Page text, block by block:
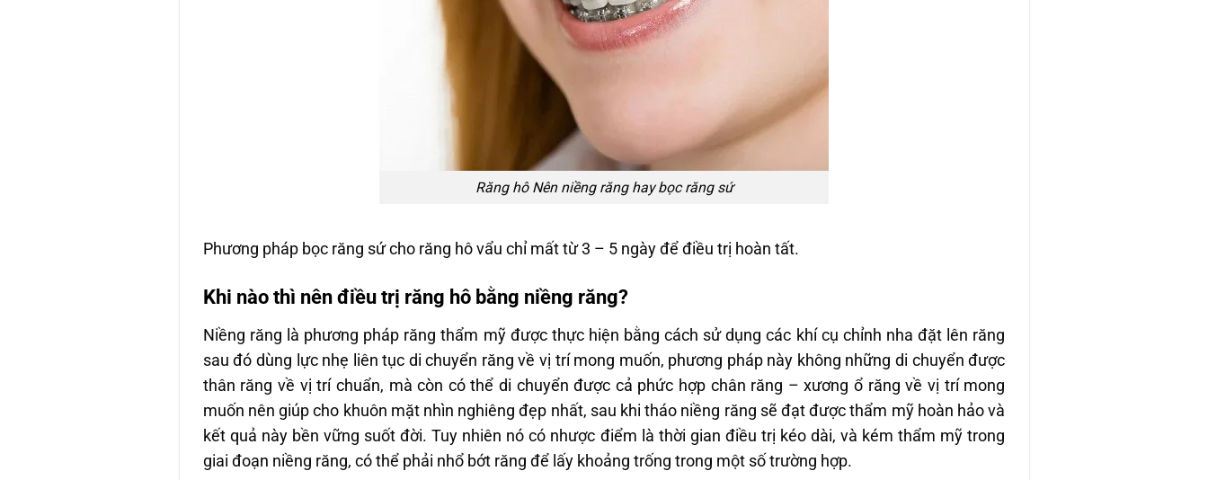
Răng hô Nên niềng răng hay bọc răng sứ
Phương pháp bọc răng sứ cho răng hô vẩu chỉ mất từ 3 – 5 ngày để điều trị hoàn tất.
Khi nào thì nên điều trị răng hô bằng niềng răng?
Niềng răng là phương pháp răng thẩm mỹ được thực hiện bằng cách sử dụng các khí cụ chỉnh nha đặt lên răng
sau đó dùng lực nhẹ liên tục di chuyển răng về vị trí mong muốn, phương pháp này không những di chuyển được
thân răng về vị trí chuẩn, mà còn có thể di chuyển được cả phức hợp chân răng – xương ổ răng về vị trí mong
muốn nên giúp cho khuôn mặt nhìn nghiêng đẹp nhất, sau khi tháo niềng răng sẽ đạt được thẩm mỹ hoàn hảo và
kết quả này bền vững suốt đời. Tuy nhiên nó có nhược điểm là thời gian điều trị kéo dài, và kém thẩm mỹ trong
giai đoạn niềng răng, có thể phải nhổ bớt răng để lấy khoảng trống trong một số trường hợp.